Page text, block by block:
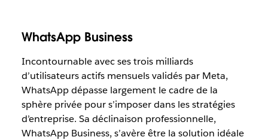
WhatsApp Business
Incontournable avec ses trois milliards
d’utilisateurs actifs mensuels validés par Meta,
WhatsApp dépasse largement le cadre de la
sphère privée pour s’imposer dans les stratégies
d’entreprise. Sa déclinaison professionnelle,
WhatsApp Business, s’avère être la solution idéale